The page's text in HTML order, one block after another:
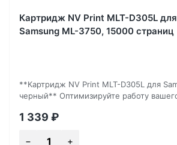
Картридж NV Print MLT-D305L
Samsung ML-3750, 15000 страниц
**Картридж NV Print MLT-D305L для
черный** Оптимизируйте работу
1 339 ₽